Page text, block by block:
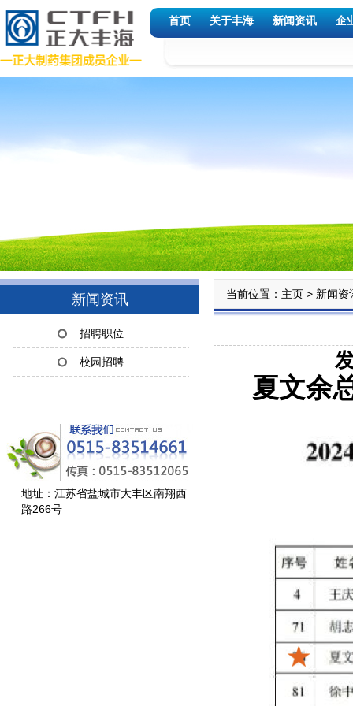
首页 关于丰海 新闻资讯 企
新闻资讯
招聘职位
校园招聘
地址：江苏省盐城市大丰区南翔西
路266号
当前位置： 主页 > 新闻资
夏文余